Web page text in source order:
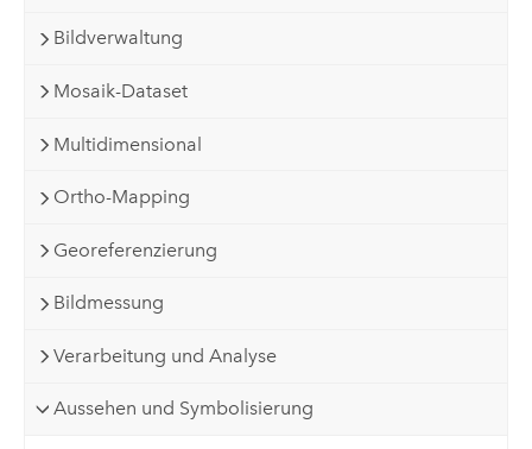
Bildverwaltung
Mosaik-Dataset
Multidimensional
Ortho-Mapping
Georeferenzierung
Bildmessung
Verarbeitung und Analyse
Aussehen und Symbolisierung